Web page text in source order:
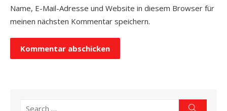
Name, E-Mail-Adresse und Website in diesem Browser für
meinen nächsten Kommentar speichern.
Search